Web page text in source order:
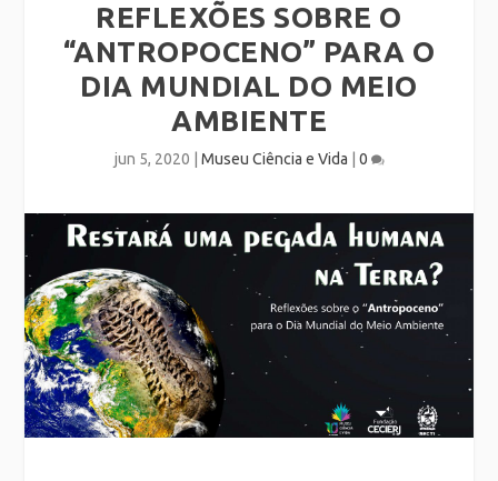
REFLEXÕES SOBRE O
“ANTROPOCENO” PARA O
DIA MUNDIAL DO MEIO
AMBIENTE
jun 5, 2020 Museu Ciência e Vida 0